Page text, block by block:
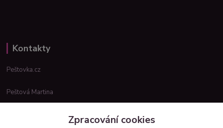
Kontakty
Peštovka.cz
Peštová Martina
Zpracování cookies